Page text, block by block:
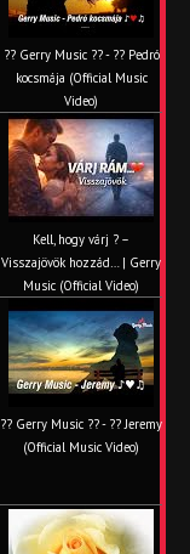
?? Gerry Music ?? - ?? Pedró
kocsmája (Official Music
Video)
Kell, hogy várj ? –
Visszajövök hozzád… | Gerry
Music (Official Video)
?? Gerry Music ?? - ?? Jeremy
(Official Music Video)